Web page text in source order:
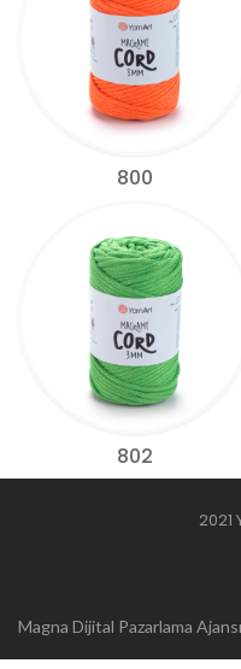
800
802
2021
Web
Magna Dijital Pazarlama Ajansı